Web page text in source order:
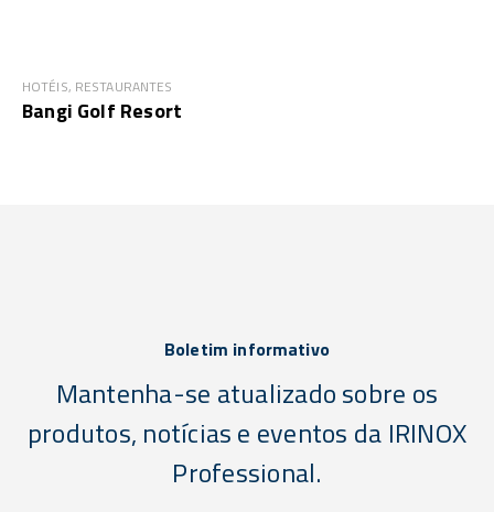
HOTÉIS, RESTAURANTES
Bangi Golf Resort
Boletim informativo
Mantenha-se atualizado sobre os
produtos, notícias e eventos da IRINOX
Professional.